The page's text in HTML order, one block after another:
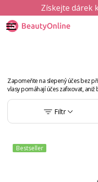
Získejte dárek
Zapomeňte na slepený účes bez
vlasy pomáhají účes zafixovat, aniž
Filtr
Bestseller